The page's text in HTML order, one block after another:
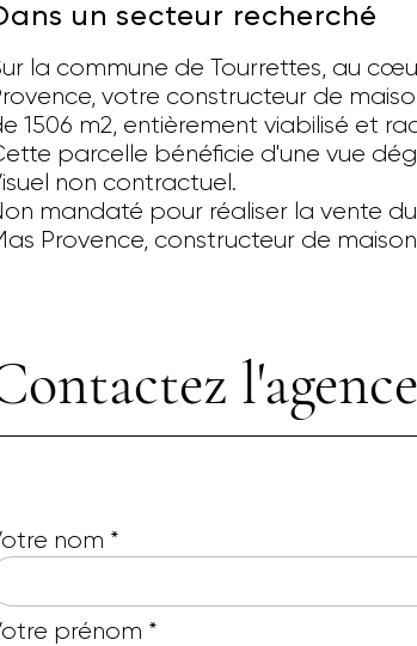
un secteur recherché
la commune de Tourrettes, au
votre constructeur de
1506 m2, entièrement viabilisé et
parcelle bénéficie d'une vue
non contractuel.
mandaté pour réaliser la vente
Provence, constructeur de
nom *
prénom *